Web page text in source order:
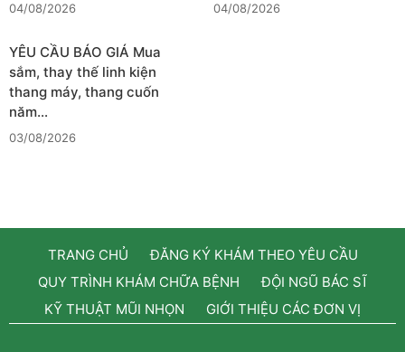
04/08/2026 04/08/2026
YÊU CẦU BÁO GIÁ Mua
sắm, thay thế linh kiện
thang máy, thang cuốn
năm…
03/08/2026
TRANG CHỦ
ĐĂNG KÝ KHÁM THEO YÊU CẦU
QUY TRÌNH KHÁM CHỮA BỆNH
ĐỘI NGŨ BÁC SĨ
KỸ THUẬT MŨI NHỌN
GIỚI THIỆU CÁC ĐƠN VỊ